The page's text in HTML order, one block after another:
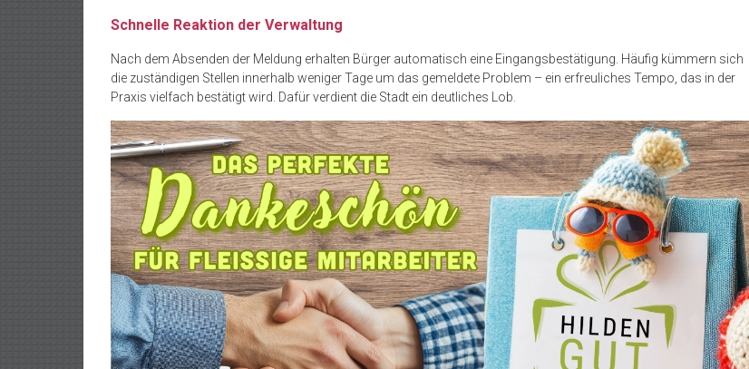
Schnelle Reaktion der Verwaltung
Nach dem Absenden der Meldung erhalten Bürger automatisch eine Eingangsbestätigung. Häufig kümmern sich
die zuständigen Stellen innerhalb weniger Tage um das gemeldete Problem – ein erfreuliches Tempo, das in der
Praxis vielfach bestätigt wird. Dafür verdient die Stadt ein deutliches Lob.